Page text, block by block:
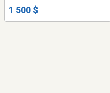
1 500 $